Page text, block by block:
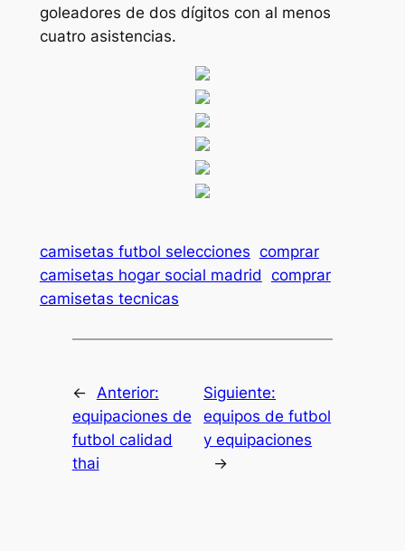
goleadores de dos dígitos con al menos
cuatro asistencias.
camisetas futbol selecciones comprar
camisetas hogar social madrid comprar
camisetas tecnicas
←
Anterior:
equipaciones de
futbol calidad
thai
Siguiente:
equipos de futbol
y equipaciones
→